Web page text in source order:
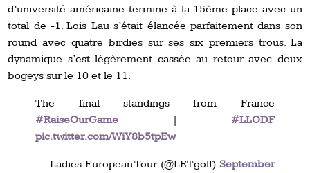
d’université américaine termine à la 15ème place avec un
total de -1. Lois Lau s’était élancée parfaitement dans son
round avec quatre birdies sur ses six premiers trous. La
dynamique s’est légèrement cassée au retour avec deux
bogeys sur le 10 et le 11.
The final standings from France
#RaiseOurGame | #LLODF
pic.twitter.com/WiY8b5tpEw
— Ladies European Tour (@LETgolf) September